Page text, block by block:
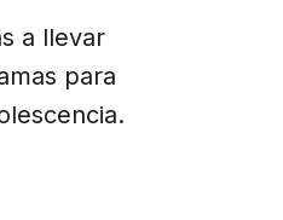
a llevar
para